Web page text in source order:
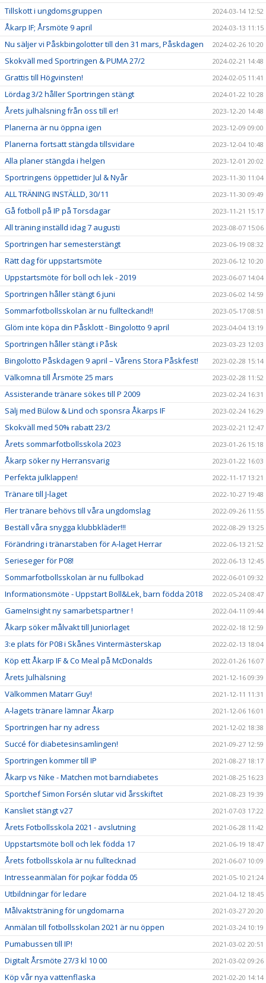
Tillskott i ungdomsgruppen 2024-03-14 12:52
Åkarp IF; Årsmöte 9 april 2024-03-13 11:15
Nu säljer vi Påskbingolotter till den 31 mars, Påskdagen 2024-02-26 10:20
Skokväll med Sportringen & PUMA 27/2 2024-02-21 14:48
Grattis till Högvinsten! 2024-02-05 11:41
Lördag 3/2 håller Sportringen stängt 2024-01-22 10:28
Årets julhälsning från oss till er! 2023-12-20 14:48
Planerna är nu öppna igen 2023-12-09 09:00
Planerna fortsatt stängda tillsvidare 2023-12-04 10:48
Alla planer stängda i helgen 2023-12-01 20:02
Sportringens öppettider Jul & Nyår 2023-11-30 11:04
ALL TRÄNING INSTÄLLD, 30/11 2023-11-30 09:49
Gå fotboll på IP på Torsdagar 2023-11-21 15:17
All träning inställd idag 7 augusti 2023-08-07 15:06
Sportringen har semesterstängt 2023-06-19 08:32
Rätt dag för uppstartsmöte 2023-06-12 10:20
Uppstartsmöte för boll och lek - 2019 2023-06-07 14:04
Sportringen håller stängt 6 juni 2023-06-02 14:59
Sommarfotbollsskolan är nu fullteckand!! 2023-05-17 08:51
Glöm inte köpa din Påsklott - Bingolotto 9 april 2023-04-04 13:19
Sportringen håller stängt i Påsk 2023-03-23 12:03
Bingolotto Påskdagen 9 april – Vårens Stora Påskfest! 2023-02-28 15:14
Välkomna till Årsmöte 25 mars 2023-02-28 11:52
Assisterande tränare sökes till P 2009 2023-02-24 16:31
Sälj med Bülow & Lind och sponsra Åkarps IF 2023-02-24 16:29
Skokväll med 50% rabatt 23/2 2023-02-21 12:47
Årets sommarfotbollsskola 2023 2023-01-26 15:18
Åkarp söker ny Herransvarig 2023-01-22 16:03
Perfekta julklappen! 2022-11-17 13:21
Tränare till J-laget 2022-10-27 19:48
Fler tränare behövs till våra ungdomslag 2022-09-26 11:55
Beställ våra snygga klubbkläder!!! 2022-08-29 13:25
Förändring i tränarstaben för A-laget Herrar 2022-06-13 21:52
Serieseger för P08! 2022-06-13 12:45
Sommarfotbollsskolan är nu fullbokad 2022-06-01 09:32
Informationsmöte - Uppstart Boll&Lek, barn födda 2018 2022-05-24 08:47
GameInsight ny samarbetspartner ! 2022-04-11 09:44
Åkarp söker målvakt till Juniorlaget 2022-02-18 12:59
3:e plats för P08 i Skånes Vintermästerskap 2022-02-13 18:04
Köp ett Åkarp IF & Co Meal på McDonalds 2022-01-26 16:07
Årets Julhälsning 2021-12-16 09:39
Välkommen Matarr Guy! 2021-12-11 11:31
A-lagets tränare lämnar Åkarp 2021-12-06 16:01
Sportringen har ny adress 2021-12-02 18:38
Succé för diabetesinsamlingen! 2021-09-27 12:59
Sportringen kommer till IP 2021-08-27 18:17
Åkarp vs Nike - Matchen mot barndiabetes 2021-08-25 16:23
Sportchef Simon Forsén slutar vid årsskiftet 2021-08-23 19:39
Kansliet stängt v27 2021-07-03 17:22
Årets Fotbollsskola 2021 - avslutning 2021-06-28 11:42
Uppstartsmöte boll och lek födda 17 2021-06-19 18:47
Årets fotbollsskola är nu fulltecknad 2021-06-07 10:09
Intresseanmälan för pojkar födda 05 2021-05-10 21:24
Utbildningar för ledare 2021-04-12 18:45
Målvaktsträning för ungdomarna 2021-03-27 20:20
Anmälan till fotbollsskolan 2021 är nu öppen 2021-03-24 10:19
Pumabussen till IP! 2021-03-02 20:51
Digitalt Årsmöte 27/3 kl 10 00 2021-03-02 09:26
Köp vår nya vattenflaska 2021-02-20 14:14